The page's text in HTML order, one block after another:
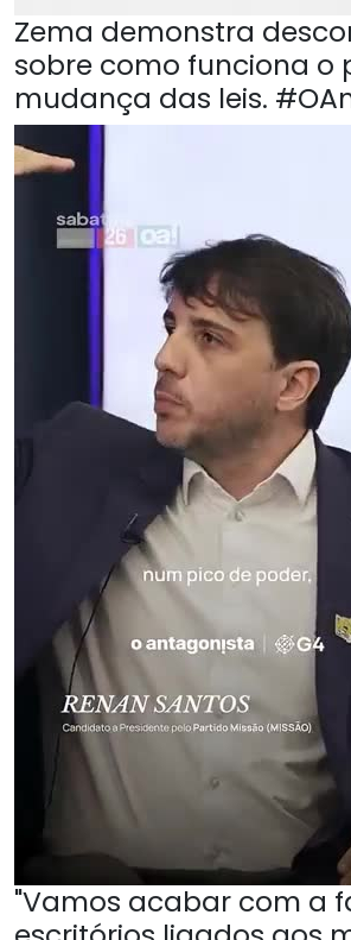
Zema demonstra
sobre como funciona o
mudança das leis.
"Vamos acabar com a